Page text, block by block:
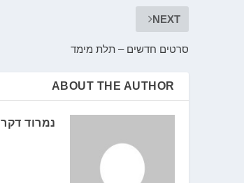
NEXT
סרטים חדשים – תלת מימד
ABOUT THE AUTHOR
נמרוד דקר